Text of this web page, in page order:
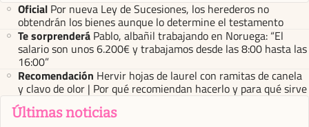
Oficial Por nueva Ley de Sucesiones, los herederos no
obtendrán los bienes aunque lo determine el testamento
Te sorprenderá Pablo, albañil trabajando en Noruega: “El
salario son unos 6.200€ y trabajamos desde las 8:00 hasta las
16:00”
Recomendación Hervir hojas de laurel con ramitas de canela
y clavo de olor | Por qué recomiendan hacerlo y para qué sirve
Últimas noticias